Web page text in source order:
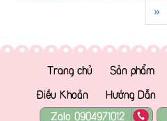
»
Trang chủ Sản phẩm
Điều Khoản
Hướng Dẫn
Zalo 0904971012